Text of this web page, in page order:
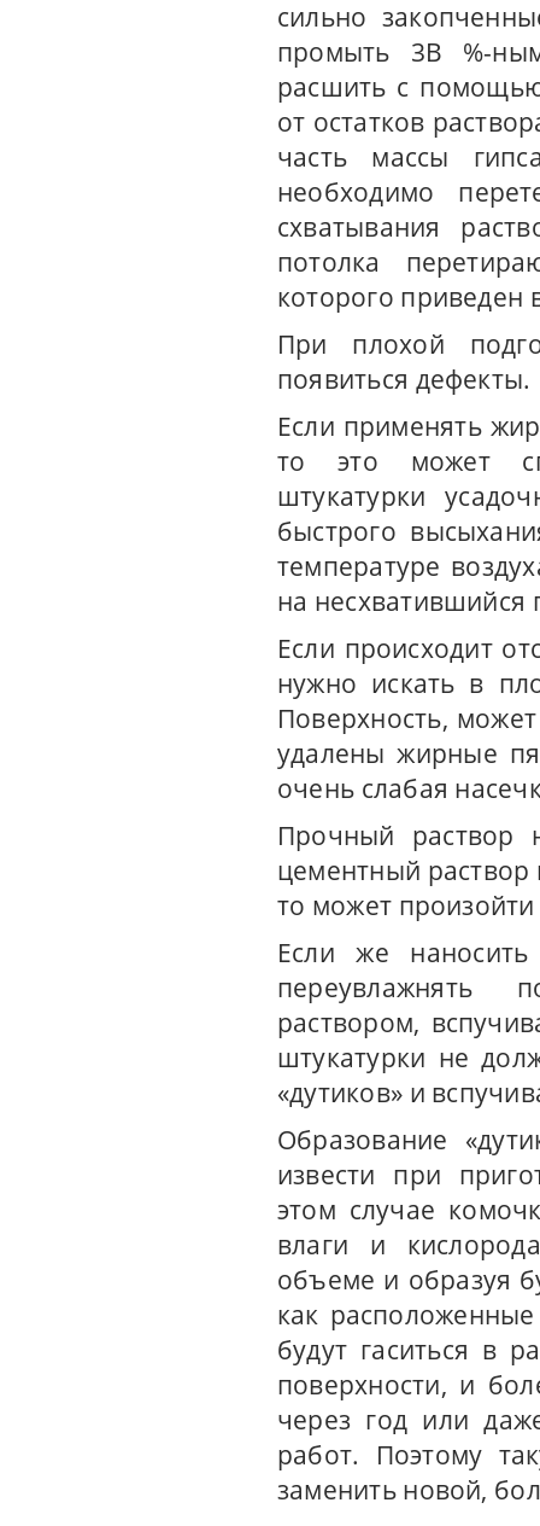
сильно
промыть 3В %-
расшить с
от остатков
часть массы
необходимо
схватывания
потолка
которого
При плохой
появиться дефекты.
Если применять
то это может
штукатурки
быстрого
температуре
на
Если происходит
нужно искать в
Поверхность,
удалены жирные
очень слабая
Прочный раствор
цементный раствор
то может
Если же
переувлажнять
раствором,
штукатурки не
«дутиков» и
Образование
извести при
этом случае
влаги и
объеме и образуя
как
будут гаситься в
поверхности, и
через год или
работ. Поэтому
заменить новой,